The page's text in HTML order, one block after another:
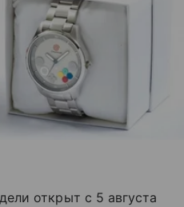
открыт с 5 августа